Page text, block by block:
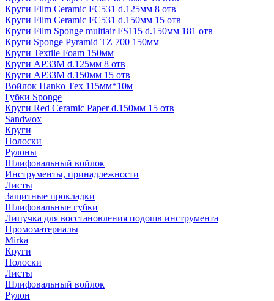
Круги Film Ceramic FC531 d.125мм 8 отв
Круги Film Ceramic FC531 d.150мм 15 отв
Круги Film Sponge multiair FS115 d.150мм 181 отв
Круги Sponge Pyramid TZ 700 150мм
Круги Textile Foam 150мм
Круги AP33M d.125мм 8 отв
Круги AP33M d.150мм 15 отв
Войлок Hanko Tех 115мм*10м
Губки Sponge
Круги Red Ceramic Paper d.150мм 15 отв
Sandwox
Круги
Полоски
Рулоны
Шлифовальный войлок
Инструменты, принадлежности
Листы
Защитные прокладки
Шлифовальные губки
Липучка для восстановления подошв инструмента
Промоматериалы
Mirka
Круги
Полоски
Листы
Шлифовальный войлок
Рулон